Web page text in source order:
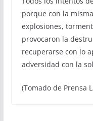
porque con la
explosiones,
provocaron la
recuperarse con lo
adversidad con la
(Tomado de Prensa